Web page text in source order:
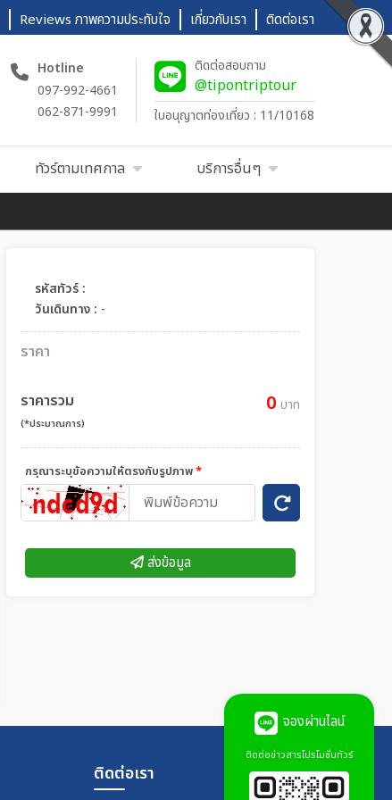
Reviews ภาพความประทับใจ เกี่ยวกับเรา ติดต่อเรา
Hotline
097-992-4661
062-871-9991
ติดต่อสอบถาม
@tipontriptour
ใบอนุญาตท่องเที่ยว : 11/10168
ทัวร์ตามเทศกาล บริการอื่นๆ
รหัสทัวร์ :
วันเดินทาง : -
ราคา
ราคารวม
(*ประมาณการ)
0 บาท
กรุณาระบุข้อความให้ตรงกับรูปภาพ*
ส่งข้อมูล
ติดต่อเรา
จองผ่านไลน์
ติดต่อข่าวสารโปรโมชั่นทัวร์